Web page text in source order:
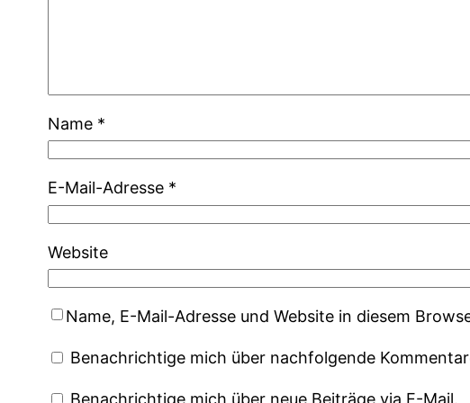
Name *
E-Mail-Adresse *
Website
Name, E-Mail-Adresse und Website in diesem
Benachrichtige mich über nachfolgende
Benachrichtige mich über neue Beiträge via E-Mail.